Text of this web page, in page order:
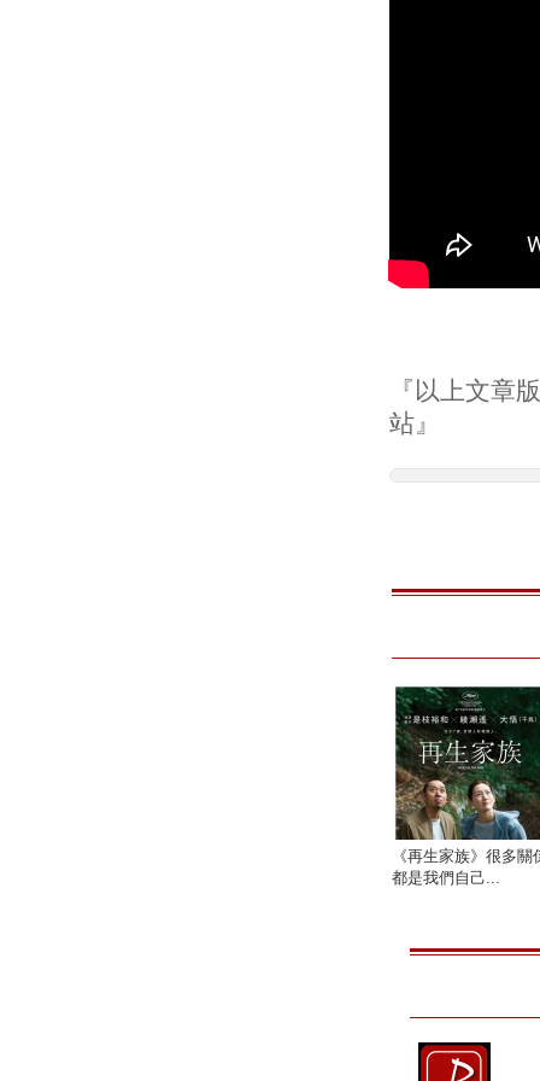
『以上文章
站』
《再生家族》很多關
都是我們自己...